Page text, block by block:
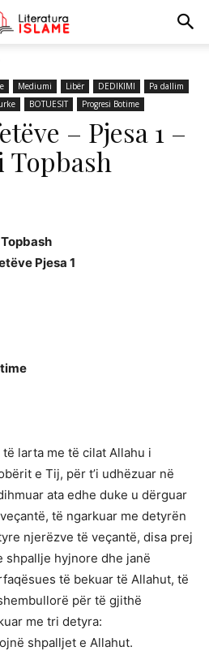
Mediumi Libër DEDIKIMI
Pa dallim
BOTUESIT Progresi Botime
– Pjesa 1 –
Topbash
Pjesa 1
larta me të cilat Allahu i
e Tij, për t’i udhëzuar në
ata edhe duke u dërguar
të ngarkuar me detyrën
njerëzve të veçantë, disa prej
shpallje hyjnore dhe janë
të bekuar të Allahut, të
për të gjithë
me tri detyra:
shpalljet e Allahut.